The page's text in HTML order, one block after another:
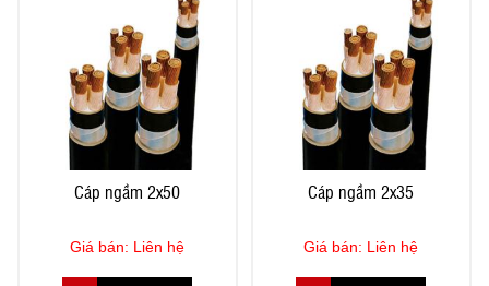
Cáp ngầm 2x50
Giá bán: Liên hệ
Cáp ngầm 2x35
Giá bán: Liên hệ